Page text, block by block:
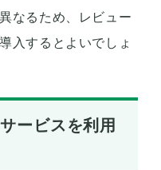
なるため、レビュー
入するとよいでしょ
ービスを利用